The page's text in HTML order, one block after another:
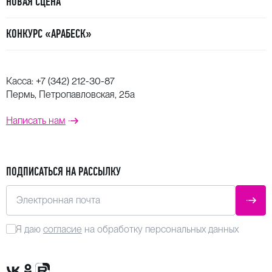
КОНКУРС «АРАБЕСК»
Касса: +7 (342) 212-30-87
Пермь, Петропавловская, 25а
Написать нам
ПОДПИСАТЬСЯ НА РАССЫЛКУ
Электронная почта
Я даю согласие на обработку персональных данных